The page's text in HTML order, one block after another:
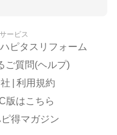
ービス
ハピタスリフォーム
ご質問(ヘルプ)
利用規約
版はこちら
得マガジン